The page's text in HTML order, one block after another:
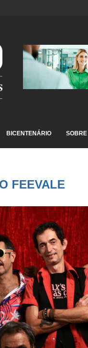
EM RANKING NACIONAL...
BICENTENÁRIO SOBRE
FEEVALE